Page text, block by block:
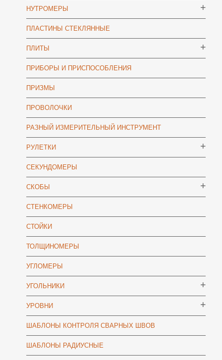
НУТРОМЕРЫ
ПЛАСТИНЫ СТЕКЛЯННЫЕ
ПЛИТЫ
ПРИБОРЫ И ПРИСПОСОБЛЕНИЯ
ПРИЗМЫ
ПРОВОЛОЧКИ
РАЗНЫЙ ИЗМЕРИТЕЛЬНЫЙ ИНСТРУМЕНТ
РУЛЕТКИ
СЕКУНДОМЕРЫ
СКОБЫ
СТЕНКОМЕРЫ
СТОЙКИ
ТОЛЩИНОМЕРЫ
УГЛОМЕРЫ
УГОЛЬНИКИ
УРОВНИ
ШАБЛОНЫ КОНТРОЛЯ СВАРНЫХ ШВОВ
ШАБЛОНЫ РАДИУСНЫЕ